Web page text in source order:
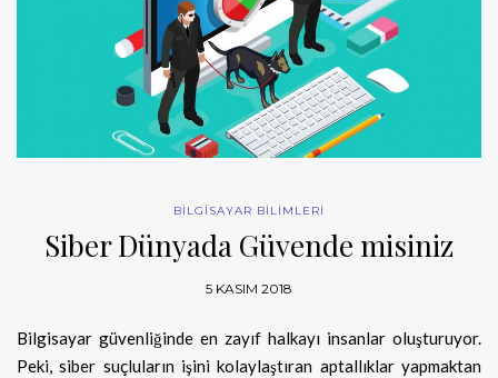
BİLGİSAYAR BİLİMLERİ
Siber Dünyada Güvende misiniz
5 KASIM 2018
Bilgisayar güvenliğinde en zayıf halkayı insanlar oluşturuyor.
Peki, siber suçluların işini kolaylaştıran aptallıklar yapmaktan